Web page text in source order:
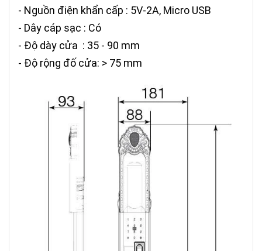
- Nguồn điện khẩn cấp : 5V-2A, Micro USB
- Dây cáp sạc : Có
- Độ dày cửa : 35 - 90 mm
- Độ rộng đố cửa: > 75 mm